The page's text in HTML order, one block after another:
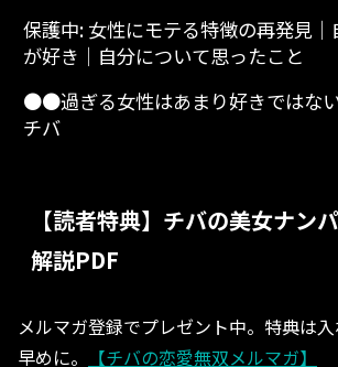
保護中: 女性にモテる特徴の再発見│
が好き│自分について思ったこと
●●過ぎる女性はあまり好きではな
チバ
【読者特典】チバの美女ナン
解説PDF
メルマガ登録でプレゼント中。特典は
早めに。
【チバの恋愛無双メルマガ】